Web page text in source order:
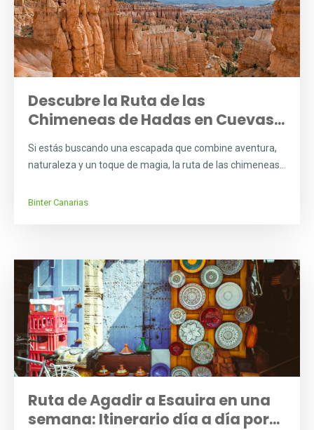
Descubre la Ruta de las
Chimeneas de Hadas en Cuevas...
Si estás buscando una escapada que combine aventura,
naturaleza y un toque de magia, la ruta de las chimeneas...
Binter Canarias
Ruta de Agadir a Esauira en una
semana: Itinerario día a día por...